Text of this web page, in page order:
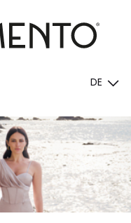
DE